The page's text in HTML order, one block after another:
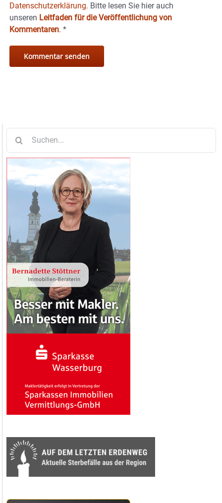
Datenschutzerklärung. Bitte lesen Sie hier auch
unseren Leitfaden für die Veröffentlichung von
Kommentaren. *
nach: